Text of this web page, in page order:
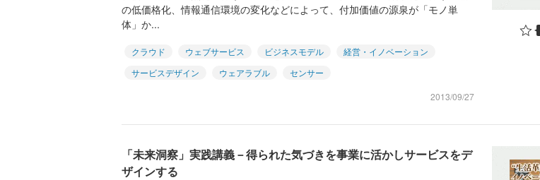
の低価格化、情報通信環境の変化などによって、付加価値の源泉が「モノ単
体」か...
クラウド ウェブサービス ビジネスモデル
経営・イノベーション
サービスデザイン
ウェアラブル
センサー
2013/09/27
「未来洞察」実践講義－得られた気づきを事業に活かしサービスをデ
ザインする